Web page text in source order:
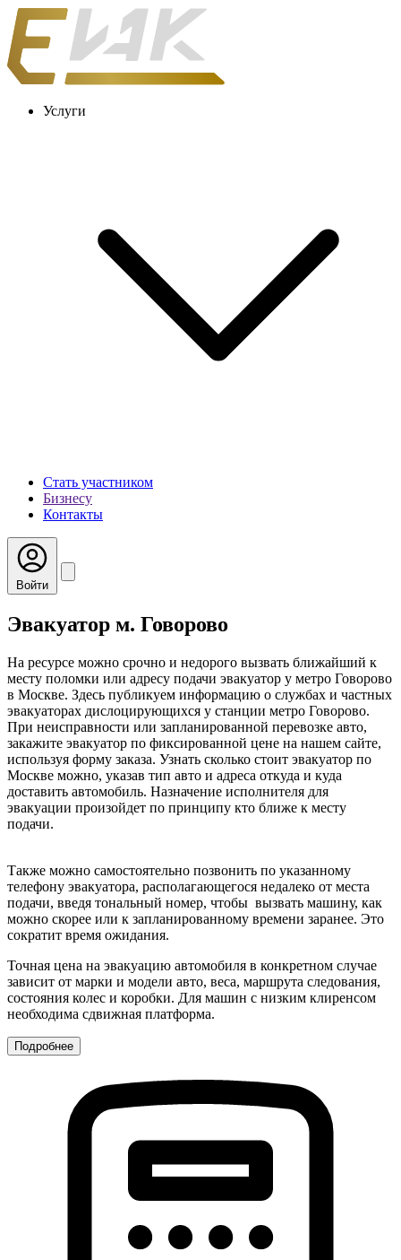
Услуги
Стать участником
Бизнесу
Контакты
Войти
Эвакуатор м. Говорово
На ресурсе можно срочно и недорого вызвать ближайший к
месту поломки или адресу подачи эвакуатор у метро Говорово
в Москве. Здесь публикуем информацию о службах и частных
эвакуаторах дислоцирующихся у станции метро Говорово.
При неисправности или запланированной перевозке авто,
закажите эвакуатор по фиксированной цене на нашем сайте,
используя форму заказа. Узнать сколько стоит эвакуатор по
Москве можно, указав тип авто и адреса откуда и куда
доставить автомобиль. Назначение исполнителя для
эвакуации произойдет по принципу кто ближе к месту
подачи.
Также можно самостоятельно позвонить по указанному
телефону эвакуатора, располагающегося недалеко от места
подачи, введя тональный номер, чтобы вызвать машину, как
можно скорее или к запланированному времени заранее. Это
сократит время ожидания.
Точная цена на эвакуацию автомобиля в конкретном случае
зависит от марки и модели авто, веса, маршрута следования,
состояния колес и коробки. Для машин с низким клиренсом
необходима сдвижная платформа.
Подробнее